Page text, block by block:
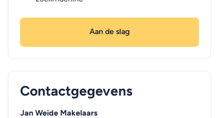
Aan de slag
Contactgegevens
Jan Weide Makelaars